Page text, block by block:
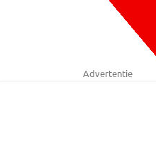
Advertentie